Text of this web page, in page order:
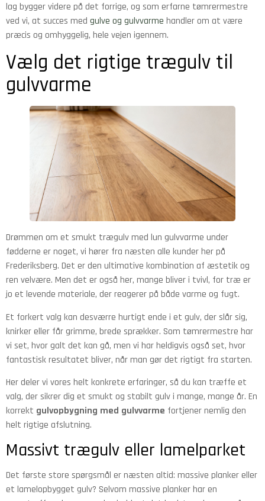
lag bygger videre på det forrige, og som erfarne tømrermestre
ved vi, at succes med gulve og gulvvarme handler om at være
præcis og omhyggelig, hele vejen igennem.
Vælg det rigtige trægulv til
gulvvarme
Drømmen om et smukt trægulv med lun gulvvarme under
fødderne er noget, vi hører fra næsten alle kunder her på
Frederiksberg. Det er den ultimative kombination af æstetik og
ren velvære. Men det er også her, mange bliver i tvivl, for træ er
jo et levende materiale, der reagerer på både varme og fugt.
Et forkert valg kan desværre hurtigt ende i et gulv, der slår sig,
knirker eller får grimme, brede sprækker. Som tømrermestre har
vi set, hvor galt det kan gå, men vi har heldigvis også set, hvor
fantastisk resultatet bliver, når man gør det rigtigt fra starten.
Her deler vi vores helt konkrete erfaringer, så du kan træffe et
valg, der sikrer dig et smukt og stabilt gulv i mange, mange år. En
korrekt gulvopbygning med gulvvarme fortjener nemlig den
helt rigtige afslutning.
Massivt trægulv eller lamelparket
Det første store spørgsmål er næsten altid: massive planker eller
et lamelopbygget gulv? Selvom massive planker har en